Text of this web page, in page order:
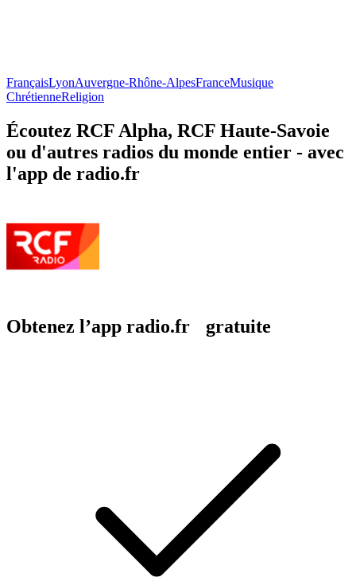
FrançaisLyonAuvergne-Rhône-AlpesFranceMusique
ChrétienneReligion
Écoutez RCF Alpha, RCF Haute-Savoie
ou d'autres radios du monde entier - avec
l'app de radio.fr
Obtenez l’app radio.fr gratuite